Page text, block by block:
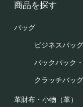
商品を探す
バッグ
ビジネスバッグ
バックパック
クラッチバッグ
革財布・小物（革）